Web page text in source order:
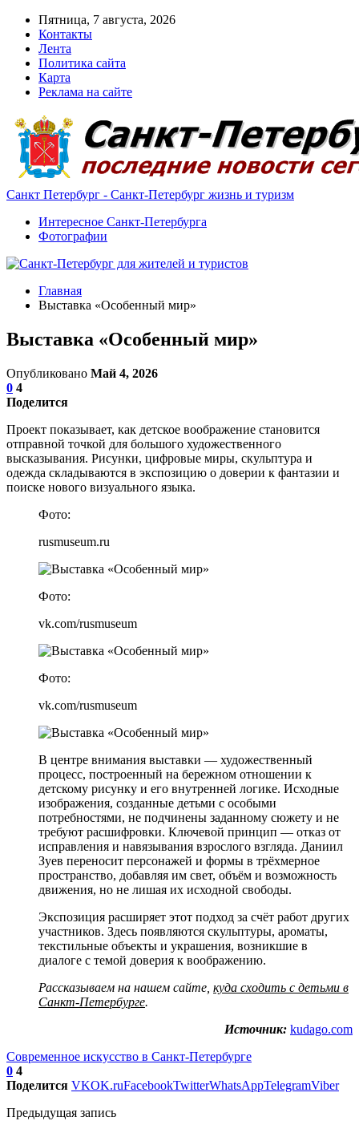
Пятница, 7 августа, 2026
Контакты
Лента
Политика сайта
Карта
Реклама на сайте
Санкт Петербург - Санкт-Петербург жизнь и туризм
Интересное Санкт-Петербурга
Фотографии
Главная
Выставка «Особенный мир»
Выставка «Особенный мир»
Опубликовано Май 4, 2026
0 4
Поделится
Проект показывает, как детское воображение становится
отправной точкой для большого художественного
высказывания. Рисунки, цифровые миры, скульптура и
одежда складываются в экспозицию о доверии к фантазии и
поиске нового визуального языка.
Фото:
rusmuseum.ru
Фото:
vk.com/rusmuseum
Фото:
vk.com/rusmuseum
В центре внимания выставки — художественный
процесс, построенный на бережном отношении к
детскому рисунку и его внутренней логике. Исходные
изображения, созданные детьми с особыми
потребностями, не подчинены заданному сюжету и не
требуют расшифровки. Ключевой принцип — отказ от
исправления и навязывания взрослого взгляда. Даниил
Зуев переносит персонажей и формы в трёхмерное
пространство, добавляя им свет, объём и возможность
движения, но не лишая их исходной свободы.
Экспозиция расширяет этот подход за счёт работ других
участников. Здесь появляются скульптуры, ароматы,
текстильные объекты и украшения, возникшие в
диалоге с темой доверия к воображению.
Рассказываем на нашем сайте, куда сходить с детьми в
Санкт-Петербурге.
Источник: kudago.com
Современное искусство в Санкт-Петербурге
0 4
Поделится VKOK.ruFacebookTwitterWhatsAppTelegramViber
Предыдущая запись